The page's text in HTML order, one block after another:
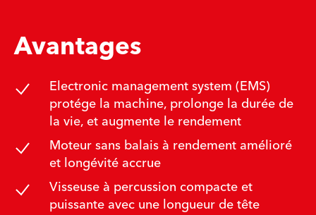
Avantages
Electronic management system (EMS)
protége la machine, prolonge la durée de
la vie, et augmente le rendement
Moteur sans balais à rendement amélioré
et longévité accrue
Visseuse à percussion compacte et
puissante avec une longueur de tête